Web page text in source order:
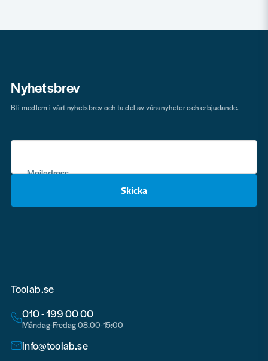
Nyhetsbrev
Mejladress
Skicka
Bli medlem i vårt nyhetsbrev och ta del av våra nyheter och erbjudande.
Toolab.se
010 - 199 00 00
Måndag-Fredag 08.00-15:00
info@toolab.se